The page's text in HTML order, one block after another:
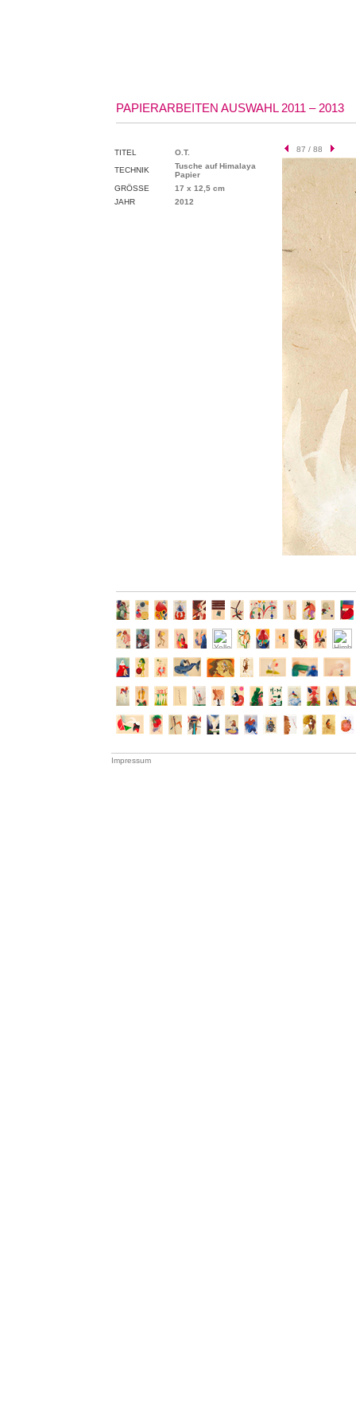
PAPIERARBEITEN AUSWAHL 2011 – 2013
TITEL
O.T.
TECHNIK
Tusche auf Himalaya
Papier
GRÖSSE
17 x 12,5 cm
JAHR
2012
87 / 88
Impressum